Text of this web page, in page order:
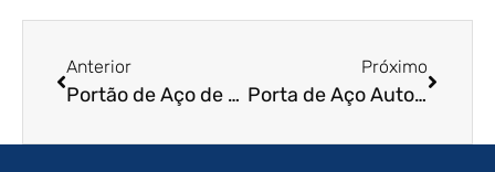
Anterior
Portão de Aço de Enrolar em Caieiras – SP
Próximo
Porta de Aço Automática em Brança Paulista – SP